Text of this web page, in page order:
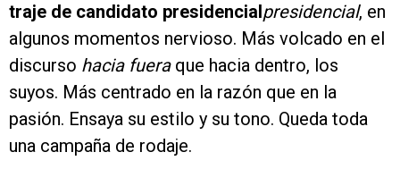
traje de candidato presidencialpresidencial, en
algunos momentos nervioso. Más volcado en el
discurso hacia fueraque hacia dentro, los
suyos. Más centrado en la razón que en la
pasión. Ensaya su estilo y su tono. Queda toda
una campaña de rodaje.